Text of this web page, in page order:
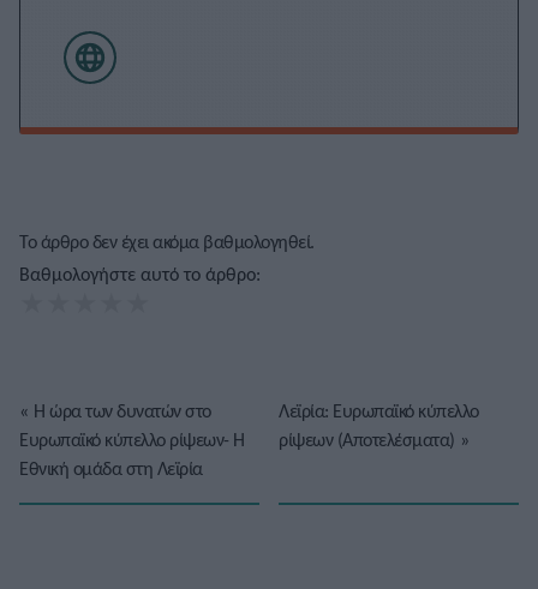
Το άρθρο δεν έχει ακόμα βαθμολογηθεί.
Βαθμολογήστε αυτό το άρθρο:
« Η ώρα των δυνατών στο
Ευρωπαϊκό κύπελλο ρίψεων- Η
Εθνική ομάδα στη Λεϊρία
Λεϊρία: Ευρωπαϊκό κύπελλο
ρίψεων (Αποτελέσματα) »